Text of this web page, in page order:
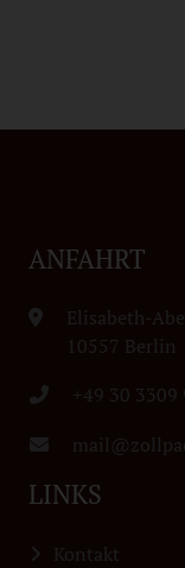
ANFAHRT
Elisabeth-
10557 Berlin
+49 30 3309
LINKS
Kontakt